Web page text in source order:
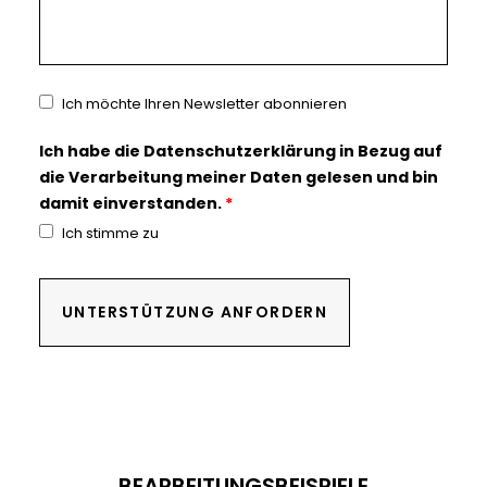
Ich möchte Ihren Newsletter abonnieren
Ich habe die Datenschutzerklärung in Bezug auf
die Verarbeitung meiner Daten gelesen und bin
damit einverstanden. *
Ich stimme zu
UNTERSTÜTZUNG ANFORDERN